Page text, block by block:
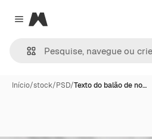
Close menu
Magnific
Início/stock/PSD/Texto do balão de no…